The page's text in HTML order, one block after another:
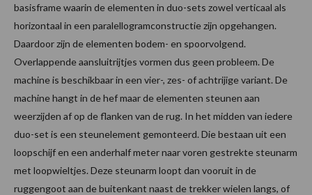
basisframe waarin de elementen in duo-sets zowel verticaal als
horizontaal in een paralellogramconstructie zijn opgehangen.
Daardoor zijn de elementen bodem- en spoorvolgend.
Overlappende aansluitrijtjes vormen dus geen probleem. De
machine is beschikbaar in een vier-, zes- of achtrijige variant. De
machine hangt in de hef maar de elementen steunen aan
weerzijden af op de flanken van de rug. In het midden van iedere
duo-set is een steunelement gemonteerd. Die bestaan uit een
loopschijf en een anderhalf meter naar voren gestrekte steunarm
met loopwieltjes. Deze steunarm loopt dan vooruit in de
ruggengoot aan de buitenkant naast de trekker wielen langs, of